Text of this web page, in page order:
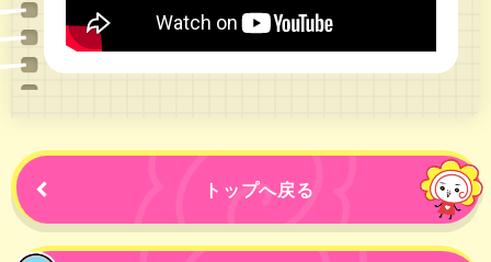
トップへ戻る